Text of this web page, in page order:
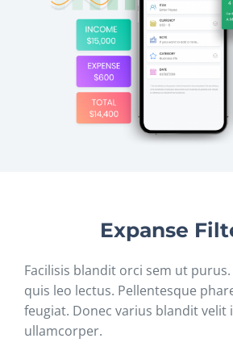
Expanse
Facilisis blandit orci sem ut
quis leo lectus. Pellentesque
feugiat. Donec varius blandit velit
ullamcorper.